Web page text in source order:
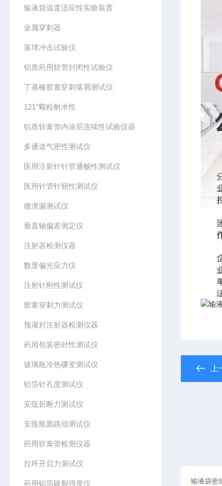
输液袋温度适应性实验装置
金属穿刺器
落球冲击试验仪
铝质药用软管封闭性试验仪
丁基橡胶塞穿刺落屑测试仪
121°颗粒耐水性
铝质软膏管内涂层连续性试验仪器
多通道气密性测试仪
医用注射针针管通畅性测试仪
医用针管针韧性测试仪
微泄漏测试仪
垂直轴偏差测定仪
注射器检测仪器
数显偏光应力仪
注射针刚性测试仪
胶塞穿刺力测试仪
预灌封注射器检测仪器
药用包装密封性测试仪
玻璃瓶冷热骤变测试仪
铝箔针孔度测试仪
安瓿折断力测试仪
安瓿瓶圆跳动测试仪
药用软膏管检测仪器
拉环开启力测试仪
药用铝箔破裂强度仪